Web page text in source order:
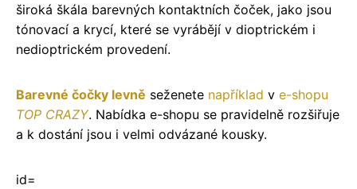
široká škála barevných kontaktních čoček, jako jsou
tónovací a krycí, které se vyrábějí v dioptrickém i
nedioptrickém provedení.
Barevné čočky levně seženete například v e-shopu
TOP CRAZY. Nabídka e-shopu se pravidelně rozšiřuje
a k dostání jsou i velmi odvázané kousky.
id=